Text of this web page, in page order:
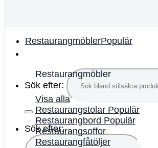
Sök efter:
Sök efter:
Restaurangmöbler
Restaurangmöbler
Visa alla
Restaurangstolar
Restaurangbord
Restaurangsoffor
Restaurangfåtöljer